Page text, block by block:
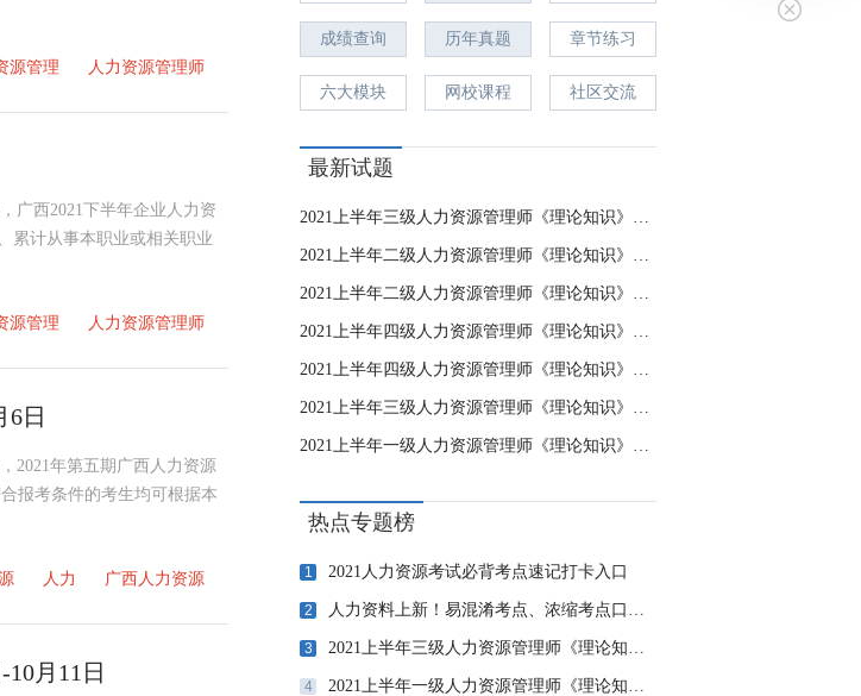
源管理 人力资源管理师
广西2021下半年企业人力资
累计从事本职业或相关职业
源管理 人力资源管理师
日
2021年第五期广西人力资源
报考条件的考生均可根据本
人力 广西人力资源
月11日
成绩查询 历年真题 章节练习
六大模块 网校课程 社区交流
最新试题
2021上半年三级人力资源管理师《理论知识》模拟卷(一)
2021上半年二级人力资源管理师《理论知识》模拟卷(一)
2021上半年二级人力资源管理师《理论知识》模拟卷(二)
2021上半年四级人力资源管理师《理论知识》模拟卷(一)
2021上半年四级人力资源管理师《理论知识》模拟卷(二)
2021上半年三级人力资源管理师《理论知识》模拟卷(二)
2021上半年一级人力资源管理师《理论知识》模拟卷(一)
热点专题榜
1 2021人力资源考试必背考点速记打卡入口
2 人力资料上新！易混淆考点、浓缩考点口袋书……
3 2021上半年三级人力资源管理师《理论知识》模拟卷(二)
4 2021上半年一级人力资源管理师《理论知识》模拟卷(一)